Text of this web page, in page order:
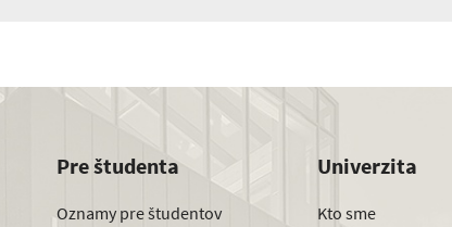
Pre študenta
Oznamy pre študentov
Univerzita
Kto sme